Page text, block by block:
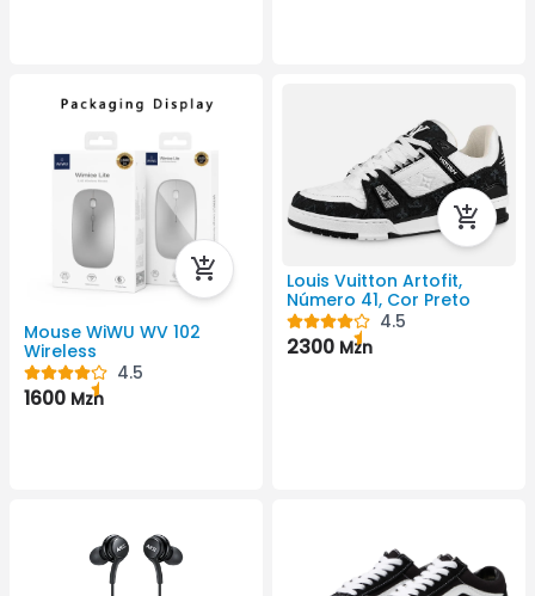
Mouse WiWU WV 102
Wireless
4.5
1600 Mzn
Louis Vuitton Artofit,
Número 41, Cor Preto
4.5
2300 Mzn